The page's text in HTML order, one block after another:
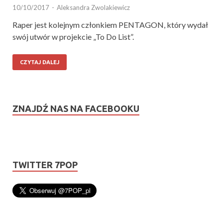
10/10/2017 - Aleksandra Zwolakiewicz
Raper jest kolejnym członkiem PENTAGON, który wydał
swój utwór w projekcie „To Do List”.
CZYTAJ DALEJ
ZNAJDŹ NAS NA FACEBOOKU
TWITTER 7POP